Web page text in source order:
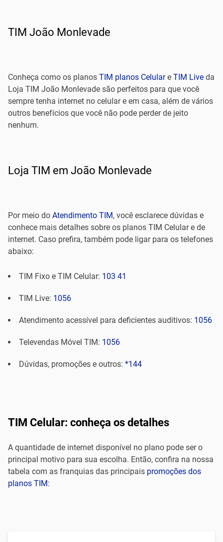
TIM João Monlevade
Conheça como os planos TIM planos Celulare TIM Live da
Loja TIM João Monlevade são perfeitos para que você
sempre tenha internet no celular e em casa, além de vários
outros benefícios que você não pode perder de jeito
nenhum.
Loja TIM em João Monlevade
Por meio do Atendimento TIM, você esclarece dúvidas e
conhece mais detalhes sobre os planos TIM Celular e de
internet. Caso prefira, também pode ligar para os telefones
abaixo:
TIM Fixo e TIM Celular: 103 41
TIM Live: 1056
Atendimento acessível para deficientes auditivos: 1056
Televendas Móvel TIM: 1056
Dúvidas, promoções e outros: *144
TIM Celular: conheça os detalhes
A quantidade de internet disponível no plano pode ser o
principal motivo para sua escolha. Então, confira na nossa
tabela com as franquias das principais promoções dos
planos TIM: